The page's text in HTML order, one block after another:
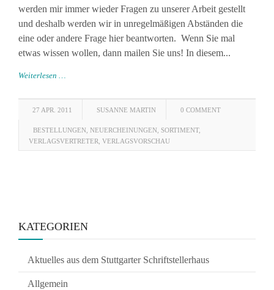
werden mir immer wieder Fragen zu unserer Arbeit gestellt
und deshalb werden wir in unregelmäßigen Abständen die
eine oder andere Frage hier beantworten. Wenn Sie mal
etwas wissen wollen, dann mailen Sie uns! In diesem...
Weiterlesen …
27 APR. 2011 SUSANNE MARTIN 0 COMMENT
BESTELLUNGEN NEUERCHEINUNGEN SORTIMENT,
VERLAGSVERTRETER VERLAGSVORSCHAU
KATEGORIEN
Aktuelles aus dem Stuttgarter Schriftstellerhaus
Allgemein